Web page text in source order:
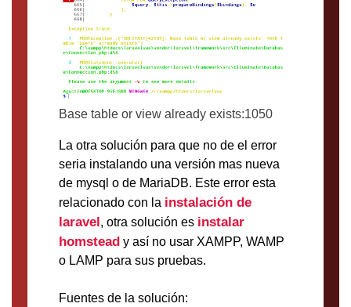
Base table or view already exists:1050
La otra solución para que no de el error
seria instalando una versión mas nueva
de mysql o de MariaDB. Este error esta
relacionado con la instalación de
laravel , otra solución es instalar
homstead y así no usar XAMPP, WAMP
o LAMP para sus pruebas.
Fuentes de la solución: